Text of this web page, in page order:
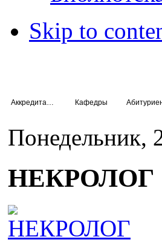
Skip to
Кафедры
Понедельник,
НЕКРОЛОГ